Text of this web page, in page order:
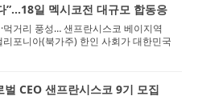
”...18일 멕시코전 대규모 합동응
먹거리 풍성… 샌프란시스코 베이지역
포니아(북가주) 한인 사회가 대한민국
벌 CEO 샌프란시스코 9기 모집